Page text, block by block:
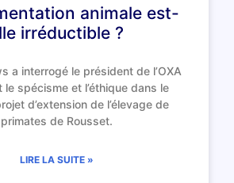
animale est-
irréductible ?
a interrogé le président de l’OXA
le spécisme et l’éthique dans le
d’extension de l’élevage de
primates de Rousset.
LIRE LA SUITE »